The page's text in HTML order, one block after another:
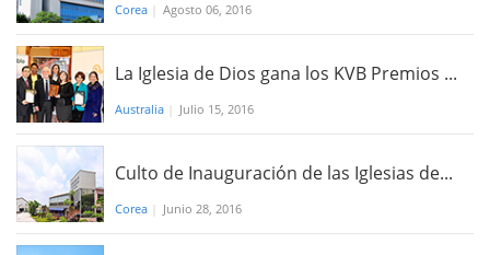
Corea Agosto 06, 2016
La Iglesia de Dios gana los KVB Premios ...
Australia Julio 15, 2016
Culto de Inauguración de las Iglesias de...
Corea ​​Junio 28, 2016